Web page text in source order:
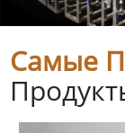
Самые